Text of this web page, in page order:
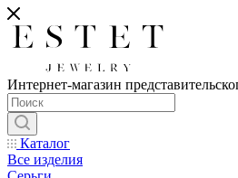
Интернет-магазин
Каталог
Все изделия